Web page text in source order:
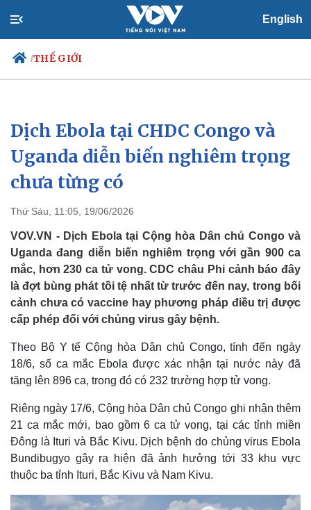
English
/THẾ GIỚI
Chính trị
Đảng
Tổ chức nhân sự
Quốc hội
Nhận diện sự thật
Xã hội
Tin 24h
Dự báo thời tiết
Dịch Ebola tại CHDC Congo và
Uganda diễn biến nghiêm trọng
chưa từng có
Thứ Sáu, 11:05, 19/06/2026
VOV.VN - Dịch Ebola tại Cộng hòa Dân chủ Congo và
Uganda đang diễn biến nghiêm trọng với gần 900 ca
mắc, hơn 230 ca tử vong. CDC châu Phi cảnh báo đây
là đợt bùng phát tồi tệ nhất từ trước đến nay, trong bối
cảnh chưa có vaccine hay phương pháp điều trị được
cấp phép đối với chủng virus gây bệnh.
Theo Bộ Y tế Cộng hòa Dân chủ Congo, tính đến ngày
18/6, số ca mắc Ebola được xác nhận tại nước này đã
tăng lên 896 ca, trong đó có 232 trường hợp tử vong.
Riêng ngày 17/6, Cộng hòa Dân chủ Congo ghi nhận thêm
21 ca mắc mới, bao gồm 6 ca tử vong, tại các tỉnh miền
Đông là Ituri và Bắc Kivu. Dịch bệnh do chủng virus Ebola
Bundibugyo gây ra hiện đã ảnh hưởng tới 33 khu vực
thuộc ba tỉnh Ituri, Bắc Kivu và Nam Kivu.